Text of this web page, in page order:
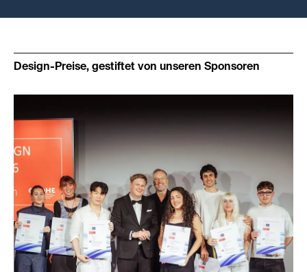
Design-Preise, gestiftet von unseren Sponsoren